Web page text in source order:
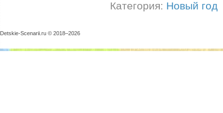
Категория: Новый год
Detskie-Scenarii.ru © 2018–2026